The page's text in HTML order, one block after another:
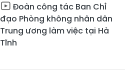
Đoàn công tác Ban Chỉ
đạo Phòng không nhân dân
Trung ương làm việc tại Hà
Tĩnh